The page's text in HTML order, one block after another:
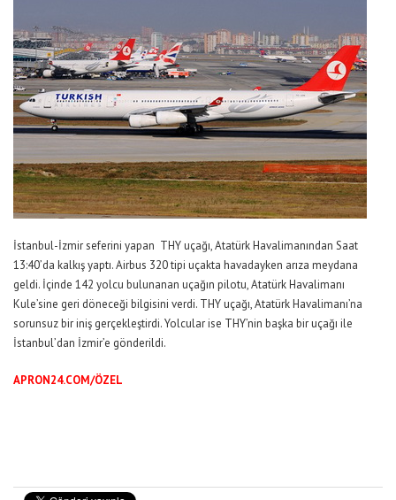
İstanbul-İzmir seferini yapan THY uçağı, Atatürk Havalimanından Saat
13:40’da kalkış yaptı. Airbus 320 tipi uçakta havadayken arıza meydana
geldi. İçinde 142 yolcu bulunanan uçağın pilotu, Atatürk Havalimanı
Kule’sine geri döneceği bilgisini verdi. THY uçağı, Atatürk Havalimanı’na
sorunsuz bir iniş gerçekleştirdi. Yolcular ise THY’nin başka bir uçağı ile
İstanbul’dan İzmir’e gönderildi.
APRON24.COM/ÖZEL